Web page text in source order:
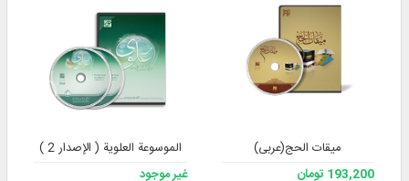
میقات الحج(عربی)
193,200 تومان
الموسوعة العلوية ( الإصدار 2 )
غير موجود